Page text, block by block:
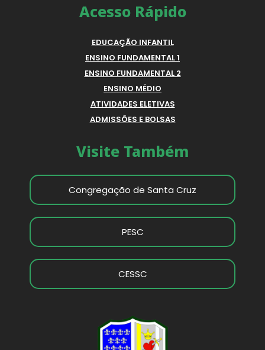
Acesso Rápido
EDUCAÇÃO INFANTIL
ENSINO FUNDAMENTAL 1
ENSINO FUNDAMENTAL 2
ENSINO MÉDIO
ATIVIDADES ELETIVAS
ADMISSÕES E BOLSAS
Visite Também
Congregação de Santa Cruz
PESC
CESSC